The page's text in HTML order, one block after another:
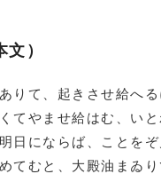
）
りて、起きさせ給へ
てやませ給はむ、い
日にならば、ことをぞ
てむと、大殿油まゐり